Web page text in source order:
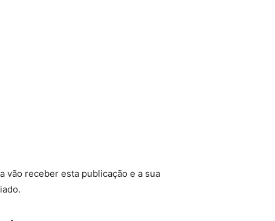
vão receber esta publicação e a sua